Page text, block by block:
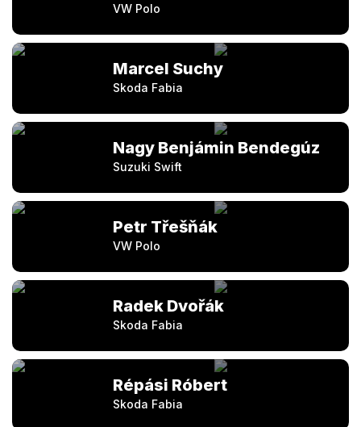
VW Polo
Marcel Suchy
Skoda Fabia
Nagy Benjámin Bendegúz
Suzuki Swift
Petr Třešňák
VW Polo
Radek Dvořák
Skoda Fabia
Répási Róbert
Skoda Fabia